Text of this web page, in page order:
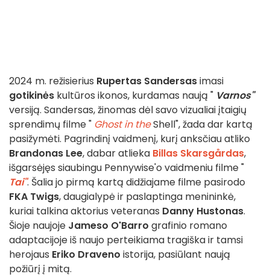
2024 m. režisierius Rupertas Sandersasimasi
gotikinės kultūros ikonos, kurdamas naują " Varnos"
versiją. Sandersas, žinomas dėl savo vizualiai įtaigių
sprendimų filme " Ghost in theShell", žada dar kartą
pasižymėti. Pagrindinį vaidmenį, kurį anksčiau atliko
Brandonas Lee, dabar atlieka Billas Skarsgårdas,
išgarsėjęs siaubingu Pennywise'o vaidmeniu filme "
Tai". Šalia jo pirmą kartą didžiajame filme pasirodo
FKA Twigs, daugialypė ir paslaptinga menininkė,
kuriai talkina aktorius veteranas Danny Hustonas.
Šioje naujoje Jameso O'Barro grafinio romano
adaptacijoje iš naujo perteikiama tragiška ir tamsi
herojaus Eriko Draveno istorija, pasiūlant naują
požiūrį į mitą.